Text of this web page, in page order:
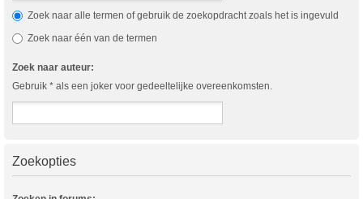
Zoek naar alle termen of gebruik de zoekopdracht zoals het is ingevuld
Zoek naar één van de termen
Zoek naar auteur:
Gebruik * als een joker voor gedeeltelijke overeenkomsten.
Zoekopties